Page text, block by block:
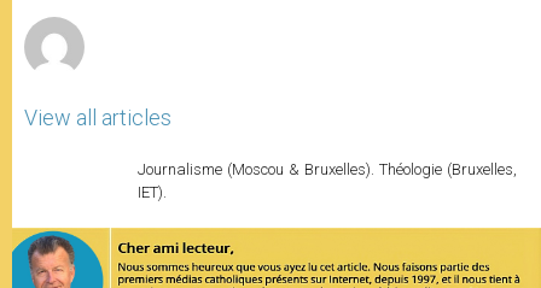
View all articles
Journalisme (Moscou & Bruxelles). Théologie (Bruxelles,
IET).